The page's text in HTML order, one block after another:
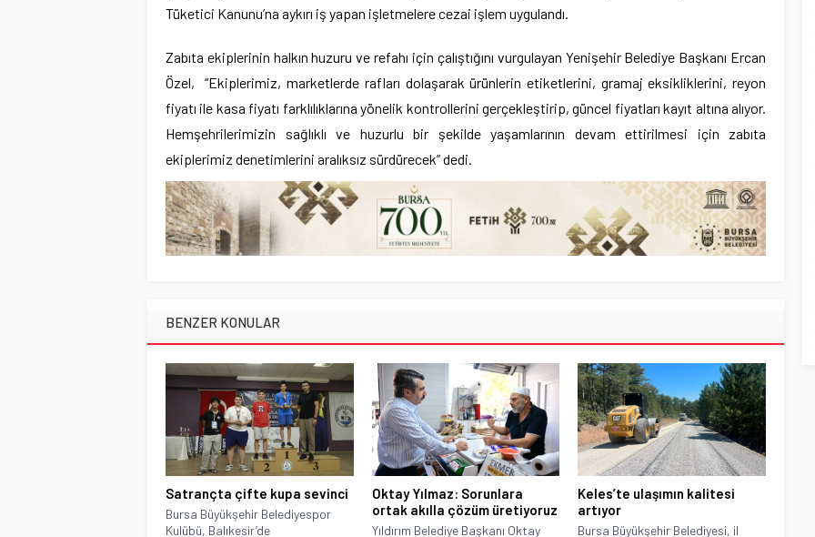
Tüketici Kanunu’na aykırı iş yapan işletmelere cezai işlem uygulandı.
Zabıta ekiplerinin halkın huzuru ve refahı için çalıştığını vurgulayan Yenişehir Belediye Başkanı Ercan
Özel, “Ekiplerimiz, marketlerde rafları dolaşarak ürünlerin etiketlerini, gramaj eksikliklerini, reyon
fiyatı ile kasa fiyatı farklılıklarına yönelik kontrollerini gerçekleştirip, güncel fiyatları kayıt altına alıyor.
Hemşehrilerimizin sağlıklı ve huzurlu bir şekilde yaşamlarının devam ettirilmesi için zabıta
ekiplerimiz denetimlerini aralıksız sürdürecek” dedi.
BENZER KONULAR
Satrançta çifte kupa sevinci
Bursa Büyükşehir Belediyespor
Kulübü, Balıkesir’de
Oktay Yılmaz: Sorunlara
ortak akılla çözüm üretiyoruz
Yıldırım Belediye Başkanı Oktay
Keles’te ulaşımın kalitesi
artıyor
Bursa Büyükşehir Belediyesi, il